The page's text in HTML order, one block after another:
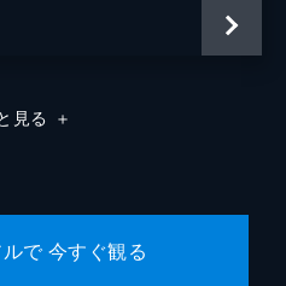
見る ＋
で 今すぐ観る